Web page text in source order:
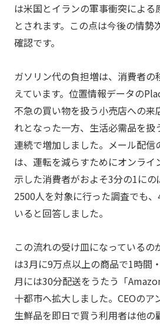
は米国とイランの軍事衝突による
とされます。この点は今後の情勢
確認です。
ガソリン代の負担増は、消費者の
えています。位置情報データの
不急の買い物を扱う小売店への来
れとなった一方、生活必需品を扱
連続で増加しました。メール配
は、運転を減らすためにオンライ
示した消費者がおよそ3分の1に
2500人を対象に行った調査でも
いると回答しました。
この流れの受け皿になっているの
は3月に9万点以上の商品で1時間
月には30分配送をうたう「
十都市へ拡大しました。CEOのア
生鮮品を即日で買う利用者は他の